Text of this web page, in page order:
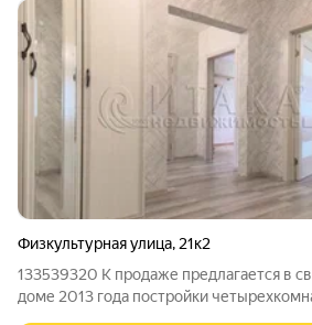
Физкультурная улица, 21к2
133539320 К продаже предлагается в
доме 2013 года постройки